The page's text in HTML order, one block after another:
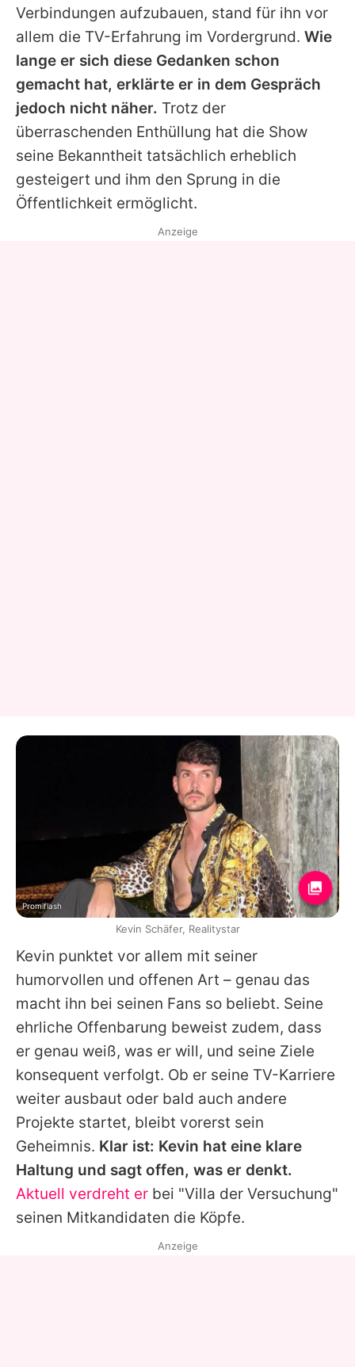
Verbindungen aufzubauen, stand für ihn vor
allem die TV-Erfahrung im Vordergrund. Wie
lange er sich diese Gedanken schon
gemacht hat, erklärte er in dem Gespräch
jedoch nicht näher. Trotz der
überraschenden Enthüllung hat die Show
seine Bekanntheit tatsächlich erheblich
gesteigert und ihm den Sprung in die
Öffentlichkeit ermöglicht.
Kevin punktet vor allem mit seiner
humorvollen und offenen Art – genau das
macht ihn bei seinen Fans so beliebt. Seine
ehrliche Offenbarung beweist zudem, dass
er genau weiß, was er will, und seine Ziele
konsequent verfolgt. Ob er seine TV-Karriere
weiter ausbaut oder bald auch andere
Projekte startet, bleibt vorerst sein
Geheimnis. Klar ist: Kevin hat eine klare
Haltung und sagt offen, was er denkt.
Aktuell verdreht er bei "Villa der Versuchung"
seinen Mitkandidaten die Köpfe.
Anzeige
Promiflash
Kevin Schäfer, Realitystar
Anzeige